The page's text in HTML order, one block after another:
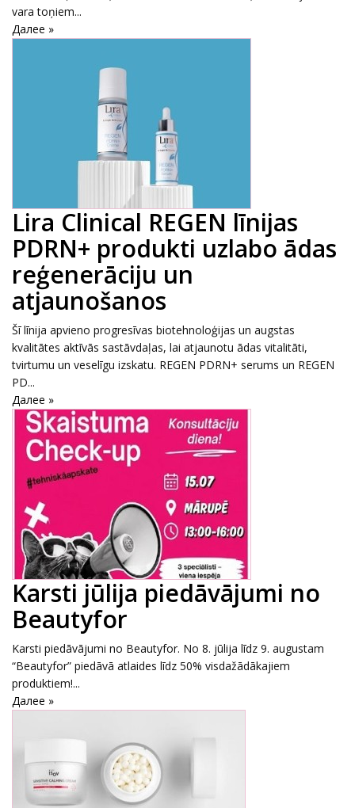
vara toņiem...
Далее »
Lira Clinical REGEN līnijas
PDRN+ produkti uzlabo ādas
reģenerāciju un
atjaunošanos
Šī līnija apvieno progresīvas biotehnoloģijas un augstas
kvalitātes aktīvās sastāvdaļas, lai atjaunotu ādas vitalitāti,
tvirtumu un veselīgu izskatu. REGEN PDRN+ serums un REGEN
PD...
Далее »
Karsti jūlija piedāvājumi no
Beautyfor
Karsti piedāvājumi no Beautyfor. No 8. jūlija līdz 9. augustam
“Beautyfor” piedāvā atlaides līdz 50% visdažādākajiem
produktiem!...
Далее »